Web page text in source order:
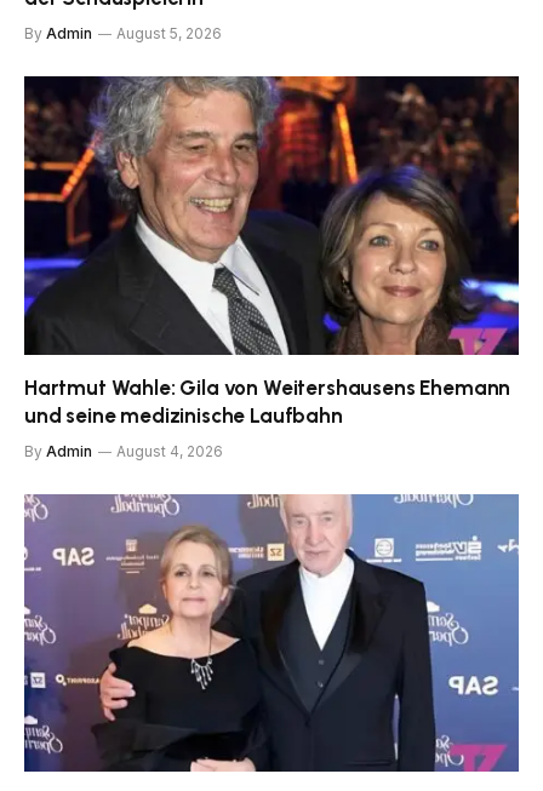
By Admin August 5, 2026
Hartmut Wahle: Gila von Weitershausens Ehemann
und seine medizinische Laufbahn
By Admin August 4, 2026